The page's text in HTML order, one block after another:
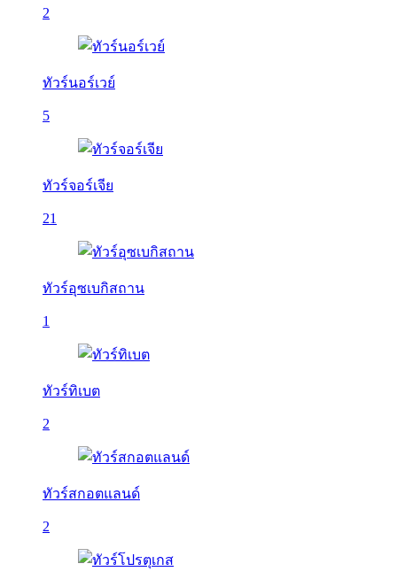
2
ทัวร์นอร์เวย์
5
ทัวร์จอร์เจีย
21
ทัวร์อุซเบกิสถาน
1
ทัวร์ทิเบต
2
ทัวร์สกอตแลนด์
2